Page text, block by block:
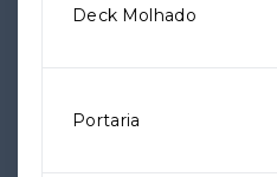
Deck Molhado
Portaria